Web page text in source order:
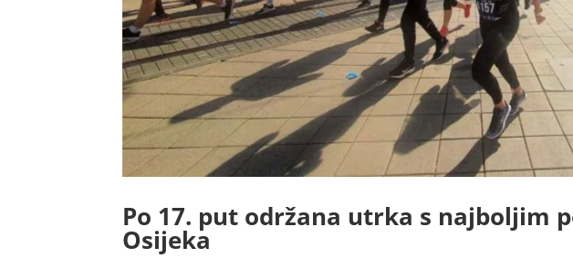
Po 17. put održana utrka s najboljim
Osijeka